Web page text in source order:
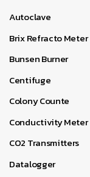
Autoclave
Brix Refracto Meter
Bunsen Burner
Centifuge
Colony Counte
Conductivity Meter
CO2 Transmitters
Datalogger